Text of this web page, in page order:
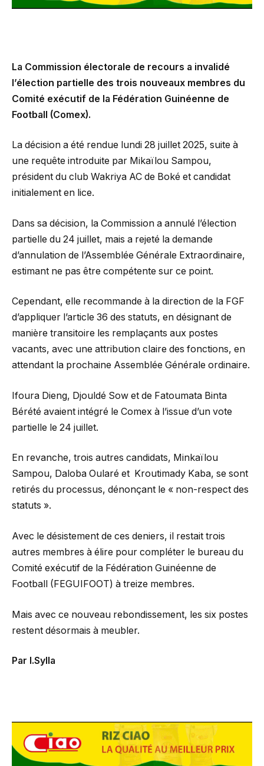
La Commission électorale de recours a invalidé
l’élection partielle des trois nouveaux membres du
Comité exécutif de la Fédération Guinéenne de
Football (Comex).
La décision a été rendue lundi 28 juillet 2025, suite à
une requête introduite par Mikaïlou Sampou,
président du club Wakriya AC de Boké et candidat
initialement en lice.
Dans sa décision, la Commission a annulé l’élection
partielle du 24 juillet, mais a rejeté la demande
d’annulation de l’Assemblée Générale Extraordinaire,
estimant ne pas être compétente sur ce point.
Cependant, elle recommande à la direction de la FGF
d’appliquer l’article 36 des statuts, en désignant de
manière transitoire les remplaçants aux postes
vacants, avec une attribution claire des fonctions, en
attendant la prochaine Assemblée Générale ordinaire.
Ifoura Dieng, Djouldé Sow et de Fatoumata Binta
Bérété avaient intégré le Comex à l’issue d’un vote
partielle le 24 juillet.
En revanche, trois autres candidats, Minkaïlou
Sampou, Daloba Oularé et Kroutimady Kaba, se sont
retirés du processus, dénonçant le « non-respect des
statuts ».
Avec le désistement de ces deniers, il restait trois
autres membres à élire pour compléter le bureau du
Comité exécutif de la Fédération Guinéenne de
Football (FEGUIFOOT) à treize membres.
Mais avec ce nouveau rebondissement, les six postes
restent désormais à meubler.
Par I.Sylla